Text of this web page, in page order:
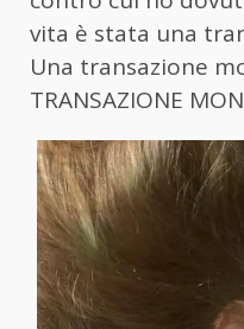
vita è stata una
Una transazione
TRANSAZIONE